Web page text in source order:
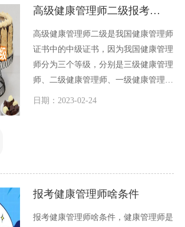
高级健康管理师二级报考条件（最新版）
高级健康管理师二级是我国健康管理师
证书中的中级证书，因为我国健康管理
师分为三个等级，分别是三级健康管理
师、二级健康管理师、一级健康管理
师。等级依次是从低到高。
日期：2023-02-24
报考健康管理师啥条件
报考健康管理师啥条件，健康管理师是